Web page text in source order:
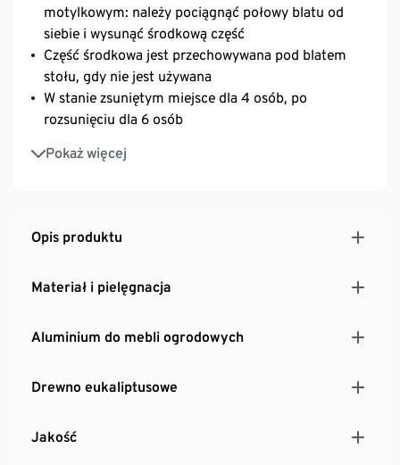
motylkowym: należy pociągnąć połowy blatu od
siebie i wysunąć środkową część
Część środkowa jest przechowywana pod blatem
stołu, gdy nie jest używana
W stanie zsuniętym miejsce dla 4 osób, po
rozsunięciu dla 6 osób
Pokaż więcej
Konstrukcja wykonana z aluminium odpornego na
rdzę, trwała i łatwa w pielęgnacji
powierzchniach
Element naszej kolekcji „Liska”
Opis produktu
Materiał i pielęgnacja
Aluminium do mebli ogrodowych
Drewno eukaliptusowe
Jakość